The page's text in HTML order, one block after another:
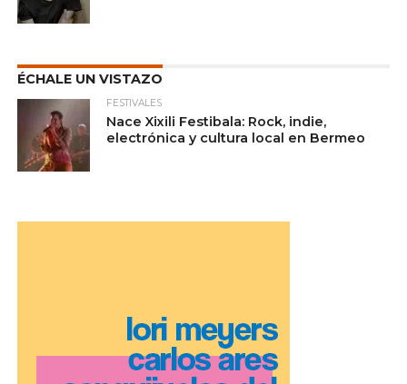
ÉCHALE UN VISTAZO
FESTIVALES
Nace Xixili Festibala: Rock, indie,
electrónica y cultura local en Bermeo